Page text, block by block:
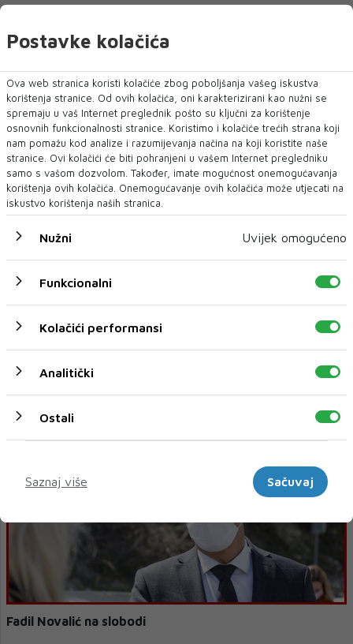
Tužiteljstvo BiH najavilo žalbu
Fadil Novalić na slobodi
Postavke kolačića
Ova web stranica koristi kolačiće zbog poboljšanja vašeg iskustva
korištenja stranice. Od ovih kolačića, oni karakterizirani kao nužni se
spremaju u vaš Internet preglednik pošto su ključni za korištenje
osnovnih funkcionalnosti stranice. Koristimo i kolačiće trećih strana koji
nam pomažu kod analize i razumijevanja načina na koji koristite naše
stranice. Ovi kolačići će biti pohranjeni u vašem Internet pregledniku
samo s vašom dozvolom. Također, imate mogućnost onemogućavanja
korištenja ovih kolačića. Onemogućavanje ovih kolačića može utjecati na
iskustvo korištenja naših stranica.
Nužni Uvijek omogućeno
Funkcionalni
Kolačići performansi
Analitički
Ostali
Saznaj više
Sačuvaj